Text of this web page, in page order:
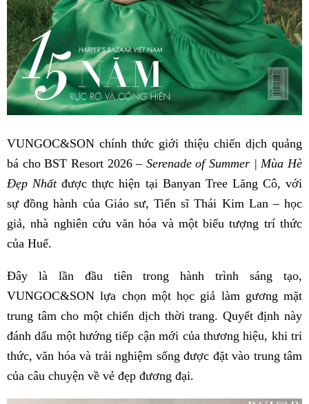
VUNGOC&SON chính thức giới thiệu chiến dịch quảng
bá cho BST Resort 2026 – Serenade of Summer | Mùa Hè
Đẹp Nhấtđược thực hiện tại Banyan Tree Lăng Cô, với
sự đồng hành của Giáo sư, Tiến sĩ Thái Kim Lan – học
giả, nhà nghiên cứu văn hóa và một biểu tượng trí thức
của Huế.
Đây là lần đầu tiên trong hành trình sáng tạo,
VUNGOC&SON lựa chọn một học giả làm gương mặt
trung tâm cho một chiến dịch thời trang. Quyết định này
đánh dấu một hướng tiếp cận mới của thương hiệu, khi tri
thức, văn hóa và trải nghiệm sống được đặt vào trung tâm
của câu chuyện về vẻ đẹp đương đại.